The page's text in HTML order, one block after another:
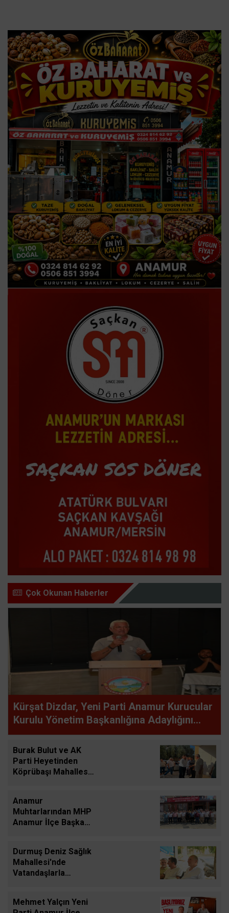
Çok Okunan Haberler
Kürşat Dizdar, Yeni Parti Anamur Kurucular
Kurulu Yönetim Başkanlığına Adaylığını
Açıkladı
Burak Bulut ve AK
Parti Heyetinden
Köprübaşı Mahallesi
Anamur
Muhtarlarından MHP
Anamur İlçe Başkanı
Durmuş Deniz Sağlık
Mahallesi'nde
Vatandaşlarla
Mehmet Yalçın Yeni